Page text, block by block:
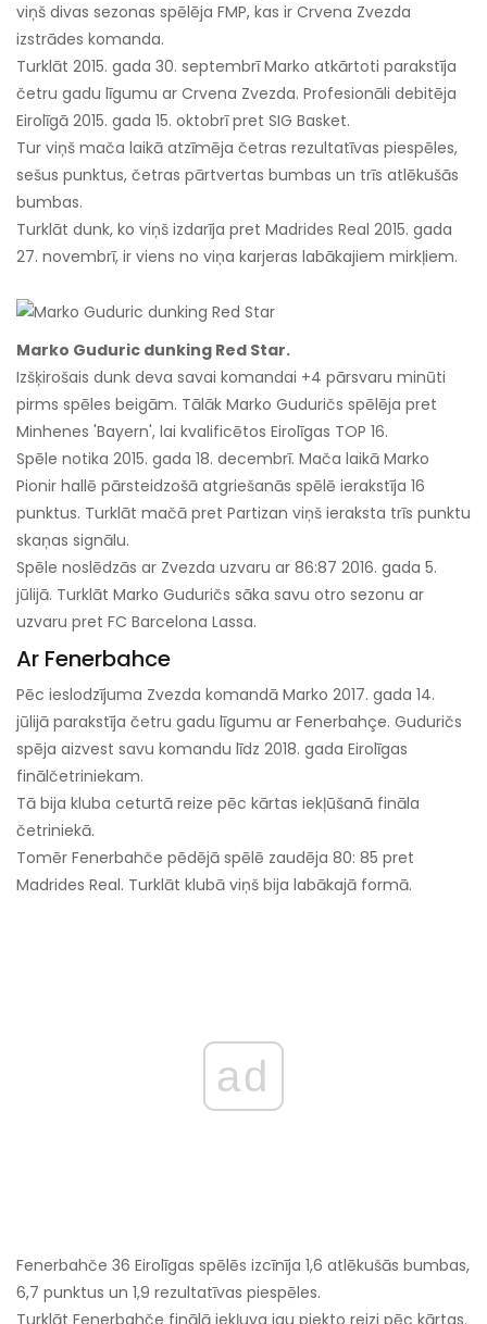
viņš divas sezonas spēlēja FMP, kas ir Crvena Zvezda
izstrādes komanda.
Turklāt 2015. gada 30. septembrī Marko atkārtoti parakstīja
četru gadu līgumu ar Crvena Zvezda. Profesionāli debitēja
Eirolīgā 2015. gada 15. oktobrī pret SIG Basket.
Tur viņš mača laikā atzīmēja četras rezultatīvas piespēles,
sešus punktus, četras pārtvertas bumbas un trīs atlēkušās
bumbas.
Turklāt dunk, ko viņš izdarīja pret Madrides Real 2015. gada
27. novembrī, ir viens no viņa karjeras labākajiem mirkļiem.
Marko Guduric dunking Red Star.
Izšķirošais dunk deva savai komandai +4 pārsvaru minūti
pirms spēles beigām. Tālāk Marko Guduričs spēlēja pret
Minhenes 'Bayern', lai kvalificētos Eirolīgas TOP 16.
Spēle notika 2015. gada 18. decembrī. Mača laikā Marko
Pionir hallē pārsteidzošā atgriešanās spēlē ierakstīja 16
punktus. Turklāt mačā pret Partizan viņš ieraksta trīs punktu
skaņas signālu.
Spēle noslēdzās ar Zvezda uzvaru ar 86:87 2016. gada 5.
jūlijā. Turklāt Marko Guduričs sāka savu otro sezonu ar
uzvaru pret FC Barcelona Lassa.
Ar Fenerbahce
Pēc ieslodzījuma Zvezda komandā Marko 2017. gada 14.
jūlijā parakstīja četru gadu līgumu ar Fenerbahçe. Guduričs
spēja aizvest savu komandu līdz 2018. gada Eirolīgas
finālčetriniekam.
Tā bija kluba ceturtā reize pēc kārtas iekļūšanā fināla
četriniekā.
Tomēr Fenerbahče pēdējā spēlē zaudēja 80: 85 pret
Madrides Real. Turklāt klubā viņš bija labākajā formā.
ad
Fenerbahče 36 Eirolīgas spēlēs izcīnīja 1,6 atlēkušās bumbas,
6,7 punktus un 1,9 rezultatīvas piespēles.